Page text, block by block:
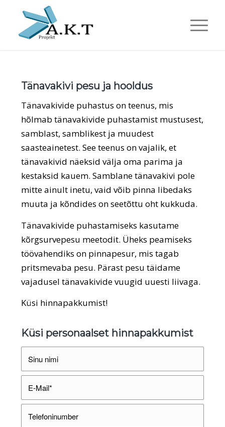
Tänavakivi pesu ja hooldus
Tänavakivide puhastus on teenus, mis
hõlmab tänavakivide puhastamist mustusest,
samblast, samblikest ja muudest
saasteainetest. See teenus on vajalik, et
tänavakivid näeksid välja oma parima ja
kestaksid kauem. Samblane tänavakivi pole
mitte ainult inetu, vaid võib pinna libedaks
muuta ja kõndides on seetõttu oht kukkuda.
Tänavakivide puhastamiseks kasutame
kõrgsurvepesu meetodit. Üheks peamiseks
töövahendiks on pinnapesur, mis tagab
pritsmevaba pesu. Pärast pesu täidame
vajadusel tänavakivide vuugid uuesti liivaga.
Küsi hinnapakkumist!
Küsi personaalset hinnapakkumist